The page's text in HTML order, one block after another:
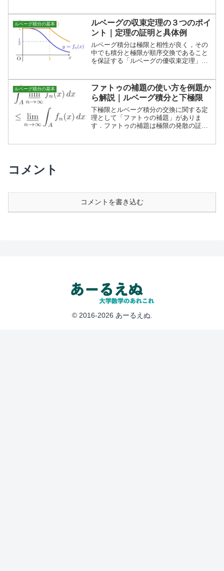
ルベーグ積分の基本
ルベーグの収束定理の３つのポイ
ント｜定理の証明と具体例
ルベーグ積分は極限と相性が良く，その
中でも積分と極限が順序交換であること
を保証する「ルベーグの優収束定理」は
例題をもとに解説し，定理の証明をしま
す．
ルベーグ積分の基本
ファトゥの補題の使い方を例題か
ら解説｜ルベーグ積分と下極限
下極限とルベーグ積分の交換に関する定
理として「ファトゥの補題」がありま
す．ファトゥの補題は極限の発散の証明
コメント
コメントを書き込む
© 2016-2026 あーるえぬ.